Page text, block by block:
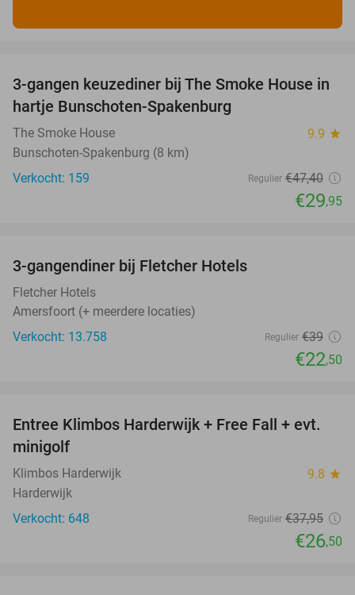
37%
3-gangen keuzediner bij The Smoke House in
hartje Bunschoten-Spakenburg
The Smoke House 9.9 star
Bunschoten-Spakenburg (8 km)
Verkocht: 159
Regulier €47,40
€29,95
3-gangendiner bij Fletcher Hotels
Fletcher Hotels
Amersfoort (+ meerdere locaties)
Verkocht: 13.758
Regulier €39
€22,50
30%
Entree Klimbos Harderwijk + Free Fall + evt.
minigolf
Klimbos Harderwijk 9.8 star
Harderwijk
Verkocht: 648
Regulier €37,95
€26,50